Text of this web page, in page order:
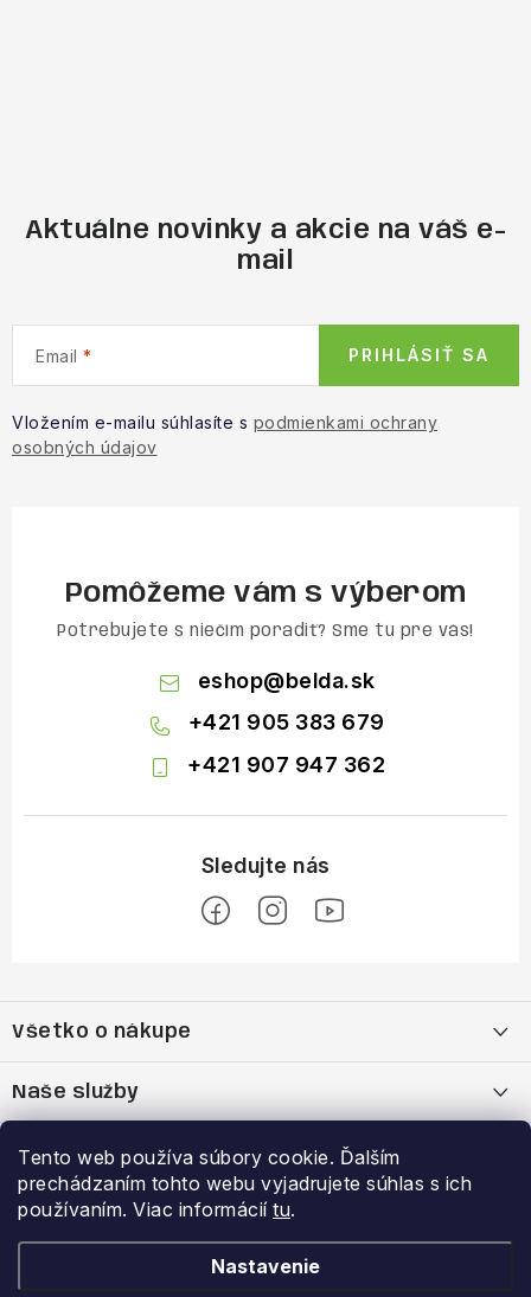
Tento web používa súbory cookie. Ďalším
prechádzaním tohto webu vyjadrujete súhlas s ich
používaním. Viac informácií tu.
Nastavenie
Aktuálne novinky a akcie na váš e-
mail
Email
Vložením e-mailu súhlasíte s podmienkami ochrany
osobných údajov
PRIHLÁSIŤ SA
Pomôžeme vám s výberom
Potrebujete s niečím poradiť? Sme tu pre vás!
eshop@belda.sk
+421 905 383 679
+421 907 947 362
p
t
Všetko o nákupe
OBCHODNÉ PODMIENKY
Zásady spracovania a ochrany osobných údajov
Naše služby
Bootfitting - Tvarovanie Lyžiarok v Nitre
Dynamická analýza chodidla
Výhody a zľavy
Garancia najnižšej ceny
Prihlásenie